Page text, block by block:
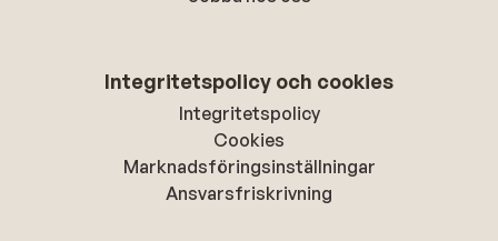
Integritetspolicy och cookies
Integritetspolicy
Cookies
Marknadsföringsinställningar
Ansvarsfriskrivning